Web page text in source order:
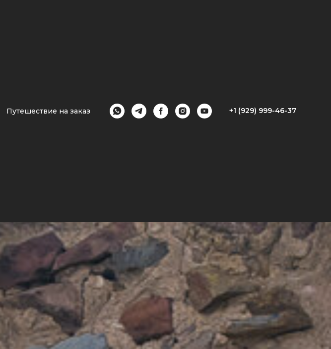
Путешествие на заказ +1 (929) 999-46-37